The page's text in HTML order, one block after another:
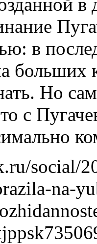
в
больших
Но
с
social/
na-